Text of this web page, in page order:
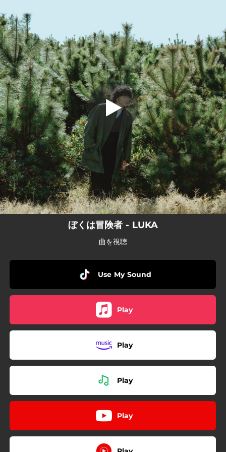
ぼくは冒険者
ぼくは冒険者
03:35
ぼくは冒険者 - LUKA
曲を視聴
Use My Sound
Play
Play
Play
Play